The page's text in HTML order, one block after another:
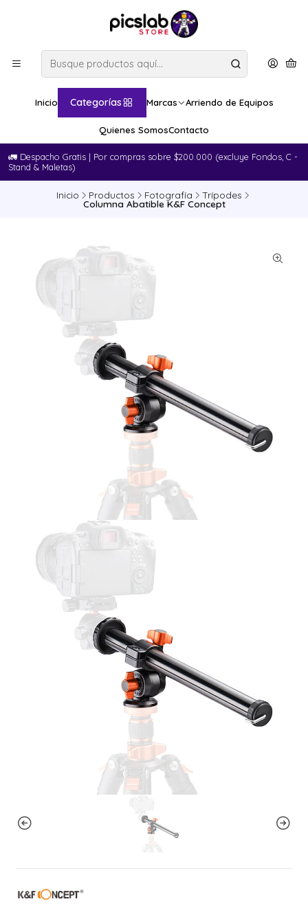
Inicio Categorías Marcas Arriendo de Equipos
Quienes SomosContacto
🚛​ Despacho Gratis | Por compras sobre $200.000 (excluye Fondos, C -
Stand & Maletas)
Inicio Productos Fotografía Trípodes
Columna Abatible K&F Concept